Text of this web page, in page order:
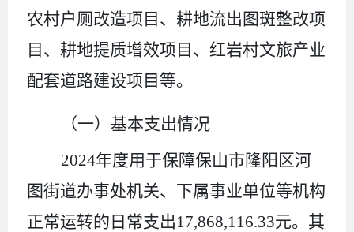
农村户厕改造项目、 耕地流出图斑整改项
目、耕地提质增效项目、红岩村文旅产业
配套道路建设项目等。
（一）基本支出情况
2024年度用于保障保山市隆阳区河
图街道办事处机关、下属事业单位等机构
正常运转的日常支出17,868,116.33元。 其